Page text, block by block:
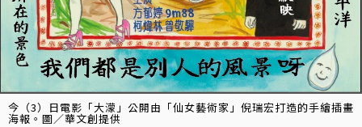
今（3）日電影「大濛」公開由「仙女藝術家」倪瑞宏打造的手繪插畫
海報。圖／華文創提供